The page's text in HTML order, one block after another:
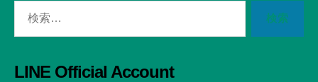
LINE Official Account